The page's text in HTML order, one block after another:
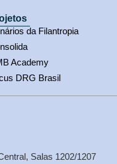
da Filantropia
Academy
DRG Brasil
Salas 1202/1207